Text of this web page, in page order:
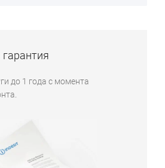
до 1 года с момента